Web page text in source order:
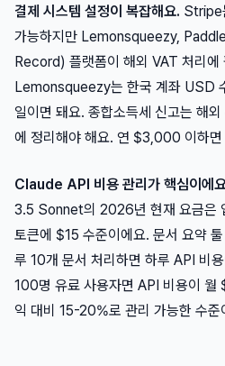
결제 시스템 설정이 복잡해요. Stripe
가능하지만 Lemonsqueezy,
Record) 플랫폼이 해외 VAT 처리에
Lemonsqueezy는 한국 계좌 USD
일이면 돼요. 종합소득세 신고는 해
에 정리해야 해요. 연 $3,000 이하면
Claude API 비용 관리가 핵심이에
3.5 Sonnet의 2026년 현재 요금은
토큰에 $15 수준이에요. 문서 요약
루 10개 문서 처리하면 하루 API 비
100명 유료 사용자면 API 비용이
익 대비 15-20%로 관리 가능한 수준